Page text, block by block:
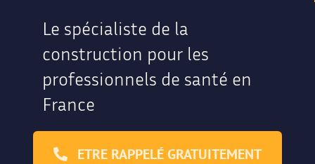
Le spécialiste de la
construction pour les
professionnels de santé en
France
ETRE RAPPELÉ GRATUITEMENT